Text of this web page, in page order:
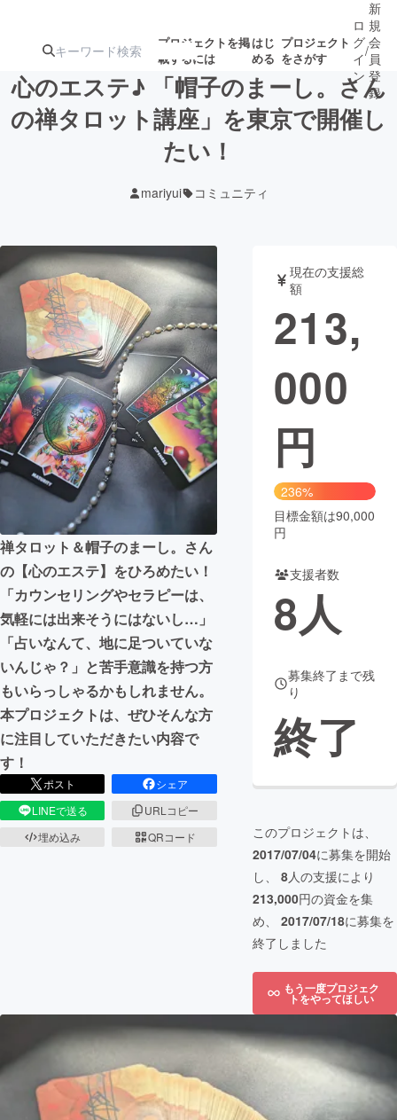
プロジェクトを掲
載するには
はじ
める
プロジェクト
をさがす
注目の新着プロ 募集終了が近いプ
テクノロジー・ガジェット
映像・映画 書籍・雑誌
ビジネス・起業 チャレンジ
まちづくり・地域活性化
CAMPFIRE for Social Good
CAMPFIRE Creation
CAMPFIREふるさと納税
コミュニティ
ロ
グ
イ
ン
/
新
規
会
員
登
録
心のエステ♪ 「帽子のまーし。さん
の禅タロット講座」を東京で開催し
たい！
mariyui コミュニティ
禅タロット＆帽子のまーし。さん
の【心のエステ】をひろめたい！
「カウンセリングやセラピーは、
気軽には出来そうにはないし…」
「占いなんて、地に足ついていな
いんじゃ？」と苦手意識を持つ方
もいらっしゃるかもしれません。
本プロジェクトは、ぜひそんな方
に注目していただきたい内容で
す！
ポスト
シェア
LINEで送る
URLコピー
埋め込み
QRコード
現在の支援総
額
213,
000
円
236%
目標金額は90,000
円
支援者数
8人
募集終了まで残
り
終了
このプロジェクトは、
2017/07/04に募集を開始
し、 8人の支援により
213,000円の資金を集
め、 2017/07/18に募集を
終了しました
もう一度プロジェク
トをやってほしい